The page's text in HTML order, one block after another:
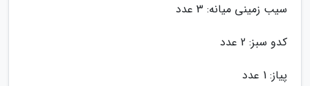
سیب زمینی میانه: 3 عدد
کدو سبز: 2 عدد
پیاز: 1 عدد